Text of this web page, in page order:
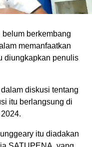
berkembang
memanfaatkan
diungkapkan penulis
diskusi tentang
itu berlangsung di
itu diadakan